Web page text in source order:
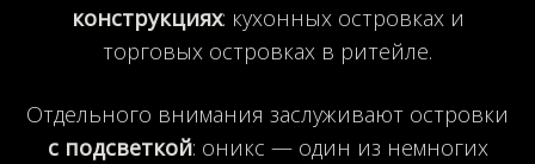
конструкциях: кухонных островках и
торговых островках в ритейле.
Отдельного внимания заслуживают островки
с подсветкой: оникс — один из немногих